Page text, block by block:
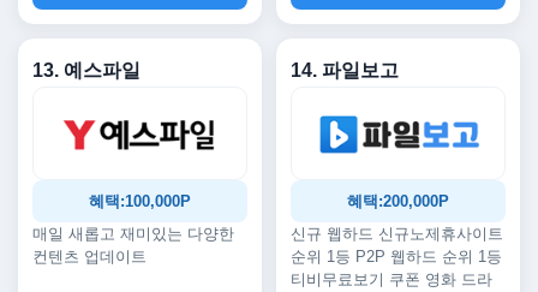
13. 예스파일
혜택:100,000P
매일 새롭고 재미있는 다양한
컨텐츠 업데이트
14. 파일보고
혜택:200,000P
신규 웹하드 신규노제휴사이트
순위 1등 P2P 웹하드 순위 1등
티비무료보기 쿠폰 영화 드라